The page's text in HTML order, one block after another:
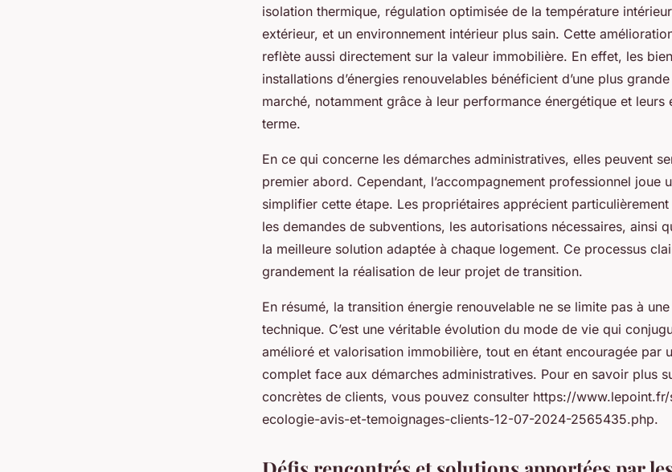
isolation thermique, régulation optimisée de la température
extérieur, et un environnement intérieur plus sain. Cette
reflète aussi directement sur la valeur immobilière. En effet, les
installations d’énergies renouvelables bénéficient d’une plus
marché, notamment grâce à leur performance énergétique et leurs
terme.
En ce qui concerne les démarches administratives, elles peuvent
premier abord. Cependant, l’accompagnement professionnel joue
simplifier cette étape. Les propriétaires apprécient
les demandes de subventions, les autorisations nécessaires, ainsi
la meilleure solution adaptée à chaque logement. Ce processus
grandement la réalisation de leur projet de transition.
En résumé, la transition énergie renouvelable ne se limite pas à
technique. C’est une véritable évolution du mode de vie qui
amélioré et valorisation immobilière, tout en étant encouragée par
complet face aux démarches administratives. Pour en savoir plus
concrètes de clients, vous pouvez consulter https://
ecologie-avis-et-temoignages-clients-12-07-2024-2565435.php.